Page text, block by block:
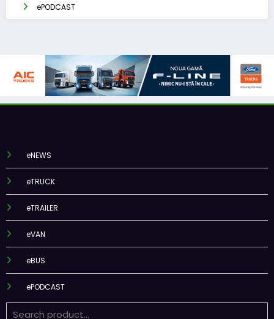
ePODCAST
eNEWS
eTRUCK
eTRAILER
eVAN
eBUS
ePODCAST